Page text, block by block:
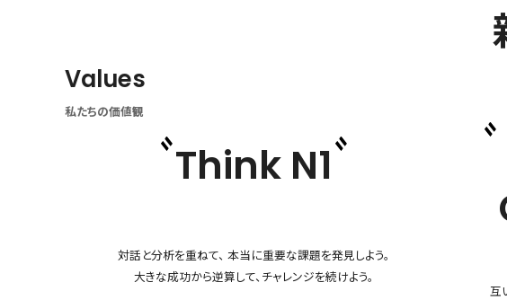
Values
私たちの価値観
Think N1
対話と分析を重ねて、 本当に重要な課題を発見しよう。
大きな成功から逆算して、チャレンジを続けよう。
互